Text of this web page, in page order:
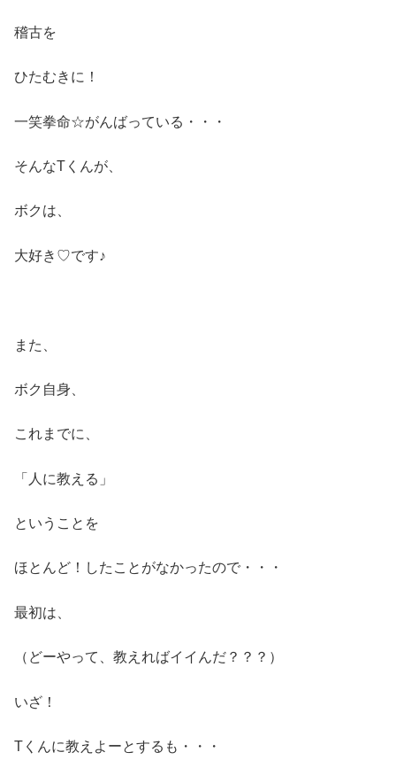
稽古を
ひたむきに！
一笑拳命☆がんばっている・・・
そんなTくんが、
ボクは、
大好き♡です♪
また、
ボク自身、
これまでに、
「人に教える」
ということを
ほとんど！したことがなかったので・・・
最初は、
（どーやって、教えればイイんだ？？？）
いざ！
Tくんに教えよーとするも・・・